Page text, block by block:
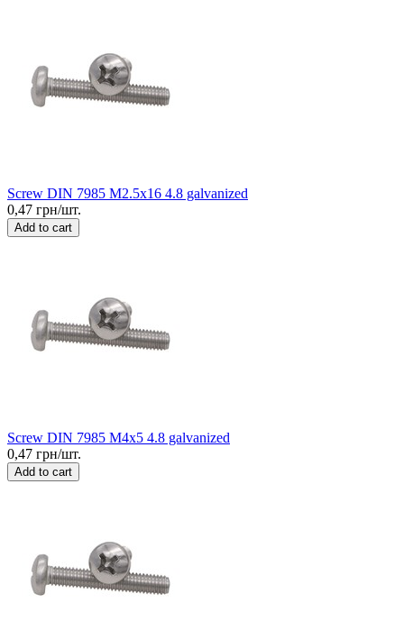
Screw DIN 7985 M2.5x16 4.8 galvanized
0,47 грн/шт.
Add to cart
Screw DIN 7985 M4x5 4.8 galvanized
0,47 грн/шт.
Add to cart